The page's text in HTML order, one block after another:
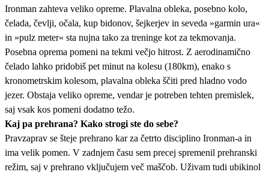
Ironman zahteva veliko opreme. Plavalna obleka, posebno kolo,
čelada, čevlji, očala, kup bidonov, šejkerjev in seveda »garmin ura«
in »pulz meter« sta nujna tako za treninge kot za tekmovanja.
Posebna oprema pomeni na tekmi večjo hitrost. Z aerodinamično
čelado lahko pridobiš pet minut na kolesu (180km), enako s
kronometrskim kolesom, plavalna obleka ščiti pred hladno vodo
jezer. Obstaja veliko opreme, vendar je potreben tehten premislek,
saj vsak kos pomeni dodatno težo.
Kaj pa prehrana? Kako strogi ste do sebe?
Pravzaprav se šteje prehrano kar za četrto disciplino Ironman-a in
ima velik pomen. V zadnjem času sem precej spremenil prehranski
režim, saj v prehrano vključujem več maščob. Uživam tudi ubikinol